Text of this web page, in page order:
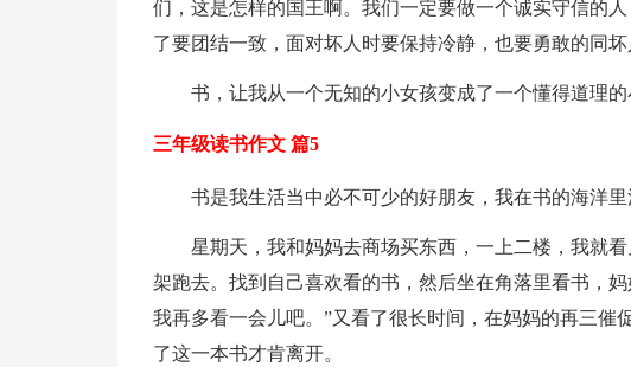
们，这是怎样的国王啊。我们一定要做一个诚实守信的
了要团结一致，面对坏人时要保持冷静，也要勇敢的同坏
书，让我从一个无知的小女孩变成了一个懂得道理的
三年级读书作文 篇5
书是我生活当中必不可少的好朋友，我在书的海洋
星期天，我和妈妈去商场买东西，一上二楼，我就
架跑去。找到自己喜欢看的书，然后坐在角落里看书，
我再多看一会儿吧。”又看了很长时间，在妈妈的再三催
了这一本书才肯离开。